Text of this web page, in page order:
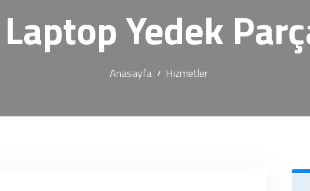
Yedek
Anasayfa Hizmetler